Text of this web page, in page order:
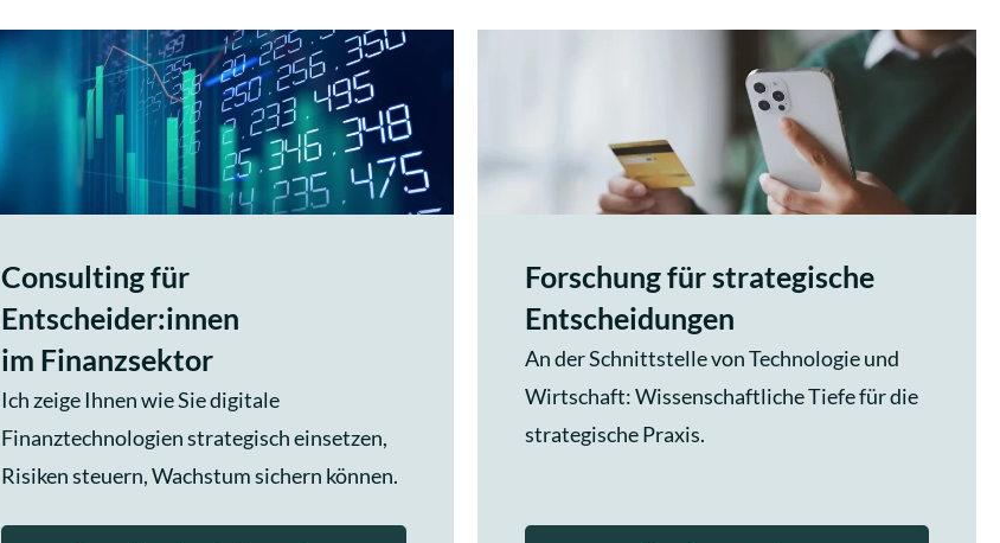
Consulting für
Entscheider:innen
im Finanzsektor
Ich zeige Ihnen wie Sie digitale
Finanztechnologien strategisch einsetzen,
Risiken steuern, Wachstum sichern können.
Forschung für strategische
Entscheidungen
An der Schnittstelle von Technologie und
Wirtschaft: Wissenschaftliche Tiefe für die
strategische Praxis.